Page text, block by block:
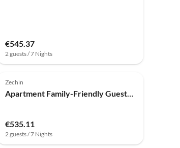
€545.37
2 guests / 7 Nights
Zechin
€535.11
2 guests / 7 Nights